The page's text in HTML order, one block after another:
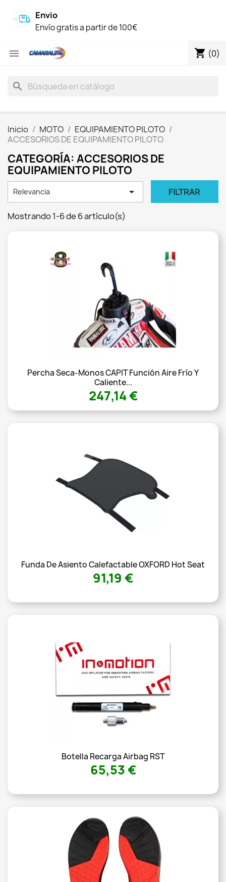
Envio
Envío gratis a partir de 100€
 shopping_cart (0)
search
Inicio MOTO
EQUIPAMIENTO PILOTO
ACCESORIOS DE EQUIPAMIENTO PILOTO
CATEGORÍA: ACCESORIOS DE
EQUIPAMIENTO PILOTO
Relevancia  FILTRAR
Mostrando 1-6 de 6 artículo(s)
Percha Seca-Monos CAPIT Función Aire Frío Y
Caliente...
247,14 €
Funda De Asiento Calefactable OXFORD Hot Seat
91,19 €
Botella Recarga Airbag RST
65,53 €